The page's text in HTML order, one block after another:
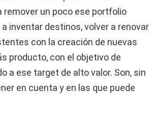
remover un poco ese portfolio
inventar destinos, volver a renovar
con la creación de nuevas
producto, con el objetivo de
a ese target de alto valor. Son, sin
en cuenta y en las que puede